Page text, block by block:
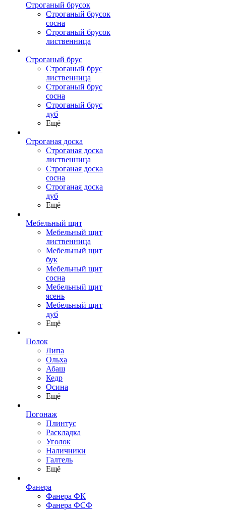
Строганый брусок
Строганый брусок
сосна
Строганый брусок
лиственница
Строганый брус
Строганый брус
лиственница
Строганый брус
сосна
Строганый брус
дуб
Ещё
Строганая доска
Строганая доска
лиственница
Строганая доска
сосна
Строганая доска
дуб
Ещё
Мебельный щит
Мебельный щит
лиственница
Мебельный щит
бук
Мебельный щит
сосна
Мебельный щит
ясень
Мебельный щит
дуб
Ещё
Полок
Липа
Ольха
Абаш
Кедр
Осина
Ещё
Погонаж
Плинтус
Раскладка
Уголок
Наличники
Галтель
Ещё
Фанера
Фанера ФК
Фанера ФСФ